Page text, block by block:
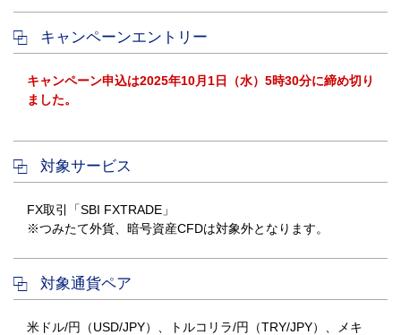
キャンペーンエントリー
キャンペーン申込は2025年10月1日（水）5時30分に締め切り
ました。
対象サービス
FX取引「SBI FXTRADE」
※つみたて外貨、暗号資産CFDは対象外となります。
対象通貨ペア
米ドル/円（USD/JPY）、トルコリラ/円（TRY/JPY）、メキ